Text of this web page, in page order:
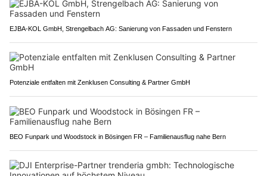
EJBA-KOL GmbH, Strengelbach AG: Sanierung von Fassaden und Fenstern
Potenziale entfalten mit Zenklusen Consulting & Partner GmbH
BEO Funpark und Woodstock in Bösingen FR – Familienausflug nahe Bern